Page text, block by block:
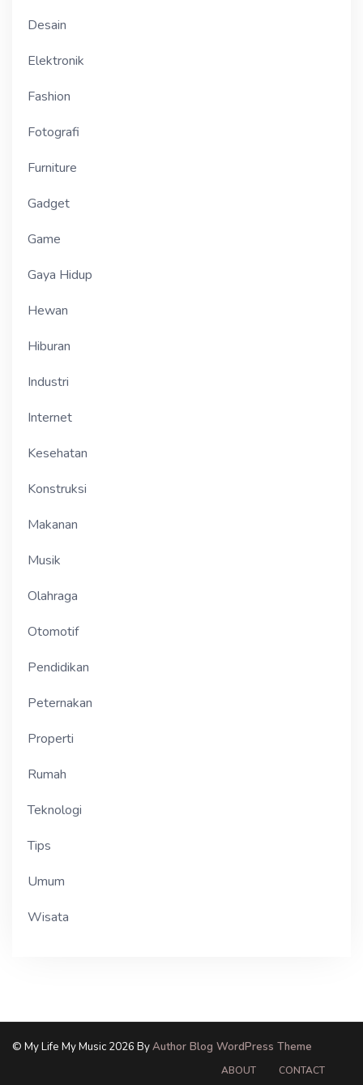
Desain
Elektronik
Fashion
Fotografi
Furniture
Gadget
Game
Gaya Hidup
Hewan
Hiburan
Industri
Internet
Kesehatan
Konstruksi
Makanan
Musik
Olahraga
Otomotif
Pendidikan
Peternakan
Properti
Rumah
Teknologi
Tips
Umum
Wisata
© My Life My Music 2026 ByAuthor Blog WordPress Theme
ABOUT CONTACT